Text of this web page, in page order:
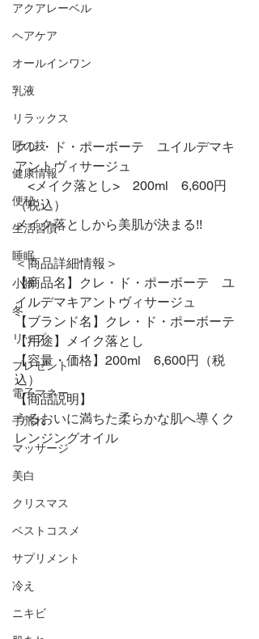
アクアレーベル
ヘアケア
オールインワン
乳液
リラックス
匠の技
健康情報
便秘
生活習慣
睡眠
小物
冬
リップ
プレゼント
電子マネー
手荒れ
マッサージ
美白
クリスマス
ベストコスメ
サプリメント
冷え
ニキビ
クレ・ド・ポーボーテ　ユイルデマキ
アントヴィサージュ
<メイク落とし>　200ml　6,600円
（税込）
メイク落としから美肌が決まる!!
＜商品詳細情報＞
【商品名】クレ・ド・ポーボーテ　ユ
イルデマキアントヴィサージュ
【ブランド名】クレ・ド・ポーボーテ
【用途】メイク落とし
【容量・価格】200ml　6,600円（税
込）
【商品説明】
うるおいに満ちた柔らかな肌へ導くク
レンジングオイル